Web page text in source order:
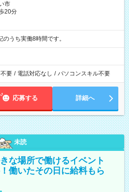
市
20分
※表記のうち実働8時間です。
要 / 電話対応なし / パソコンスキル不要
応募する 詳細へ
未読
な場所で働けるイベント
働いたその日に給料もら